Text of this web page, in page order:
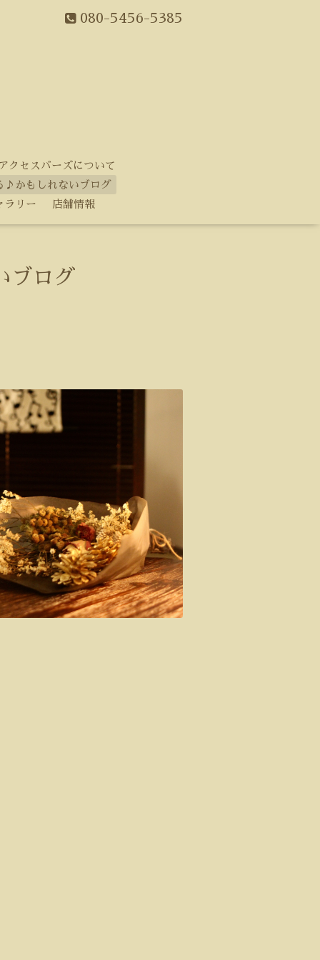
080-5456-5385
クセスバーズについて
♪かもしれないブログ
ラリー
店舗情報
ブログ